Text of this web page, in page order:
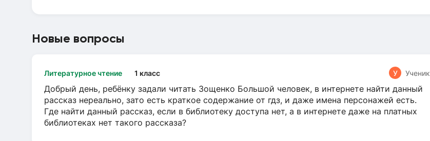
Новые вопросы
Литературное чтение 1 класс У Ученик
Добрый день, ребёнку задали читать Зощенко Большой человек, в интернете найти данный
рассказ нереально, зато есть краткое содержание от гдз, и даже имена персонажей есть.
Где найти данный рассказ, если в библиотеку доступа нет, а в интернете даже на платных
библиотеках нет такого рассказа?